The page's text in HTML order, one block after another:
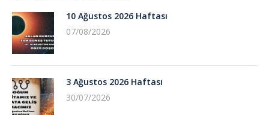
10 Ağustos 2026 Haftası
07/08/2026
3 Ağustos 2026 Haftası
30/07/2026